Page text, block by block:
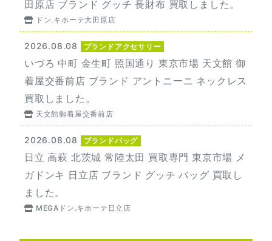
田原店 ブランド グッチ 長財布 買取しました。
ドン.キホーテ大田原店
2026.08.08 ブランドアクセサリー
いづろ 中町 金生町 照国通り 東京市場 天文館 御
着屋交番前店 ブランド アントニーニ ネックレス
買取しました。
天文館御着屋交番前店
2026.08.08 ブランドバッグ
日立 高萩 北茨城 常陸太田 買取専門 東京市場 メ
ガドンキ 日立店 ブランド グッチ バッグ 買取し
ました。
MEGAドン.キホーテ日立店